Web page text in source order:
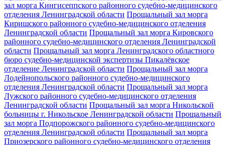
зал морга Кингисеппского районного судебно-медицинского
отделения Ленинградской области Прощальный зал морга
Киришского районного судебно-медицинского отделения
Ленинградской области Прощальный зал морга Кировского
районного судебно-медицинского отделения Ленинградской
области Прощальный зал морга Ленинградского областного
бюро судебно-медицинской экспертизы Пикалёвское
отделение Ленинградской области Прощальный зал морга
Лодейнопольского районного судебно-медицинского
отделения Ленинградской области Прощальный зал морга
Лужского районного судебно-медицинского отделения
Ленинградской области Прощальный зал морга Никольской
больницы г. Никольское Ленинградской области Прощальный
зал морга Подпорожского районного судебно-медицинского
отделения Ленинградской области Прощальный зал морга
Приозерского районного судебно-медицинского отделения